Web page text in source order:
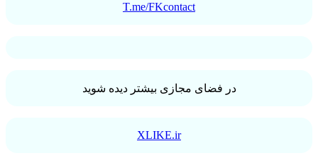
T.me/FKcontact
در فضای مجازی بیشتر دیده شوید
XLIKE.ir